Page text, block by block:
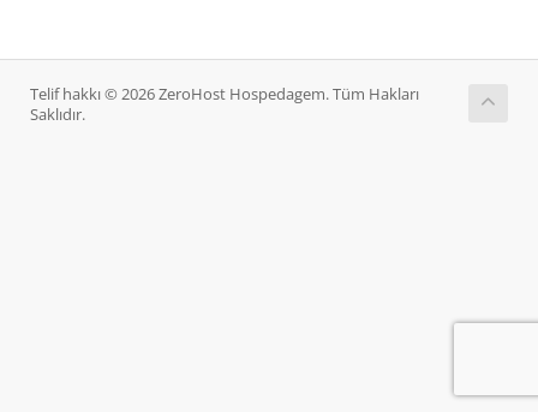
Telif hakkı © 2026 ZeroHost Hospedagem. Tüm Hakları
Saklıdır.